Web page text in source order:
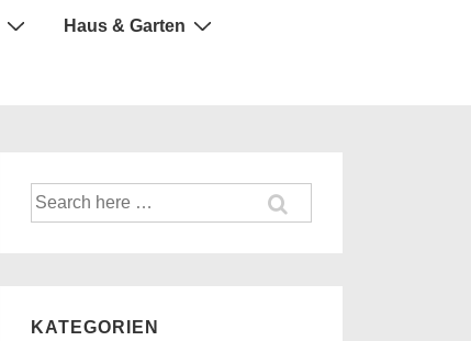
Haus & Garten
Suche
nach:
KATEGORIEN